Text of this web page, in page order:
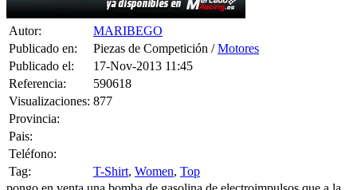
Autor:
MARIBEGO
Publicado en:
Piezas de Competición /
Publicado el:
17-Nov-2013 11:45
Referencia:
590618
Visualizaciones:
877
Provincia:
Pais:
Teléfono:
Tag:
pongo en venta una bomba de gasolina de electroimpulsos que a la
vez es electrica nueva zona norte precio lucasanacabe@yahoo.es